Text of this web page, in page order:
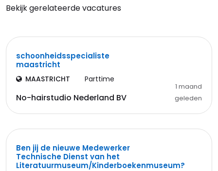
Bekijk gerelateerde vacatures
schoonheidsspecialiste
maastricht
MAASTRICHT Parttime
No-hairstudio Nederland BV
1 maand
geleden
Ben jij de nieuwe Medewerker
Technische Dienst van het
Literatuurmuseum/Kinderboekenmuseum?